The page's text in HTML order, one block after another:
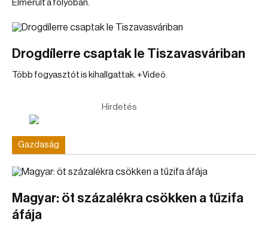
Elmerült a folyóban.
Drogdílerre csaptak le Tiszavasváriban
Több fogyasztót is kihallgattak. +Videó.
Hirdetés
Gazdaság
Magyar: öt százalékra csökken a tűzifa
áfája